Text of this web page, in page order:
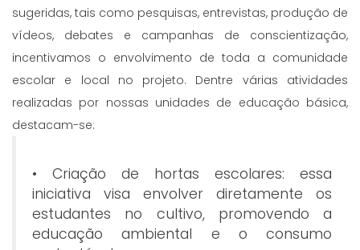
sugeridas, tais como pesquisas, entrevistas, produção de
vídeos, debates e campanhas de conscientização,
incentivamos o envolvimento de toda a comunidade
escolar e local no projeto. Dentre várias atividades
realizadas por nossas unidades de educação básica,
destacam-se:
• Criação de hortas escolares: essa
iniciativa visa envolver diretamente os
estudantes no cultivo, promovendo a
educação ambiental e o consumo